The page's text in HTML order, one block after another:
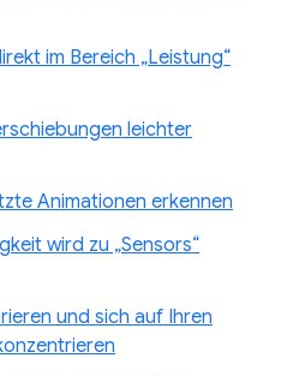
im Bereich „Leistung“
leichter
Animationen erkennen
wird zu „Sensors“
und sich auf Ihren